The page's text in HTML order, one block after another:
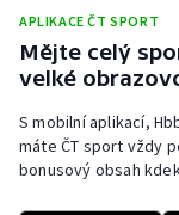
APLIKACE ČT SPORT
Mějte celý
velké
S mobilní aplikací,
máte ČT sport vždy
bonusový obsah